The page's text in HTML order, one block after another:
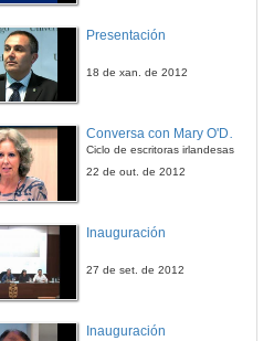
7 de maio de 2015
21 de maio de 2015
Presentación
18 de xan. de 2012
Conversa con Mary O'Donnell
Ciclo de escritoras irlandesas
22 de out. de 2012
Inauguración
27 de set. de 2012
Inauguración